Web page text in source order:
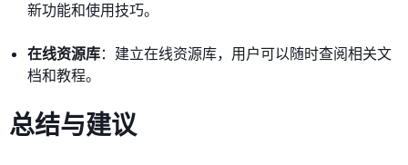
新功能和使用技巧。
在线资源库：建立在线资源库，用户可以随时查阅相关文
档和教程。
总结与建议